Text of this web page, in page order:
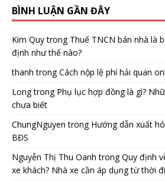
BÌNH LUẬN GẦN ĐÂY
Kim Quytrong Thuế TNCN bán nhà là
định như thế nào?
thanh trongCách nộp lệ phí hải quan
Longtrong Phụ lục hợp đồng là gì?
chưa biết
ChungNguyen trong Hướng dẫn xuất
BĐS
Nguyễn Thị Thu Oanh trongQuy định
xe khách? Nhà xe cần áp dụng từ thời